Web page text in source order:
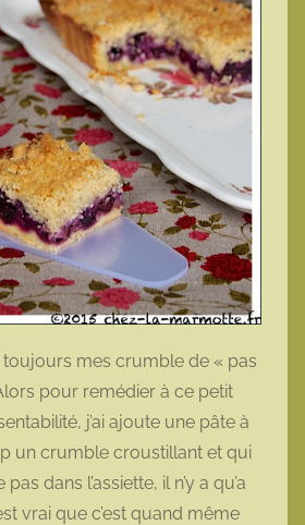
mes crumble de « pas
pour remédier à ce petit
j’ai ajoute une pâte à
un crumble croustillant et qui
dans l’assiette, il n’y a qu’a
vrai que c’est quand même